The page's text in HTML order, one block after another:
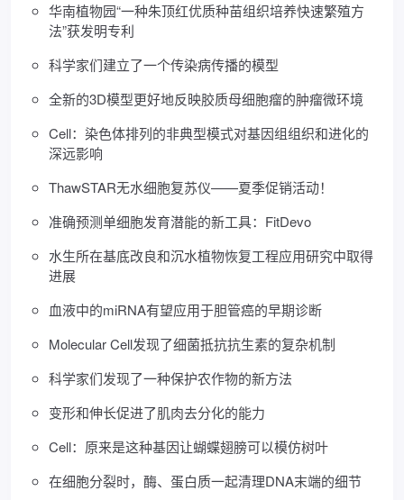
华南植物园“一种朱顶红优质种苗组织培养快速繁殖方
法”获发明专利
科学家们建立了一个传染病传播的模型
全新的3D模型更好地反映胶质母细胞瘤的肿瘤微环境
Cell：染色体排列的非典型模式对基因组组织和进化的
深远影响
ThawSTAR无水细胞复苏仪——夏季促销活动！
准确预测单细胞发育潜能的新工具：FitDevo
水生所在基底改良和沉水植物恢复工程应用研究中取得
进展
血液中的miRNA有望应用于胆管癌的早期诊断
Molecular Cell发现了细菌抵抗抗生素的复杂机制
科学家们发现了一种保护农作物的新方法
变形和伸长促进了肌肉去分化的能力
Cell：原来是这种基因让蝴蝶翅膀可以模仿树叶
在细胞分裂时，酶、蛋白质一起清理DNA末端的细节